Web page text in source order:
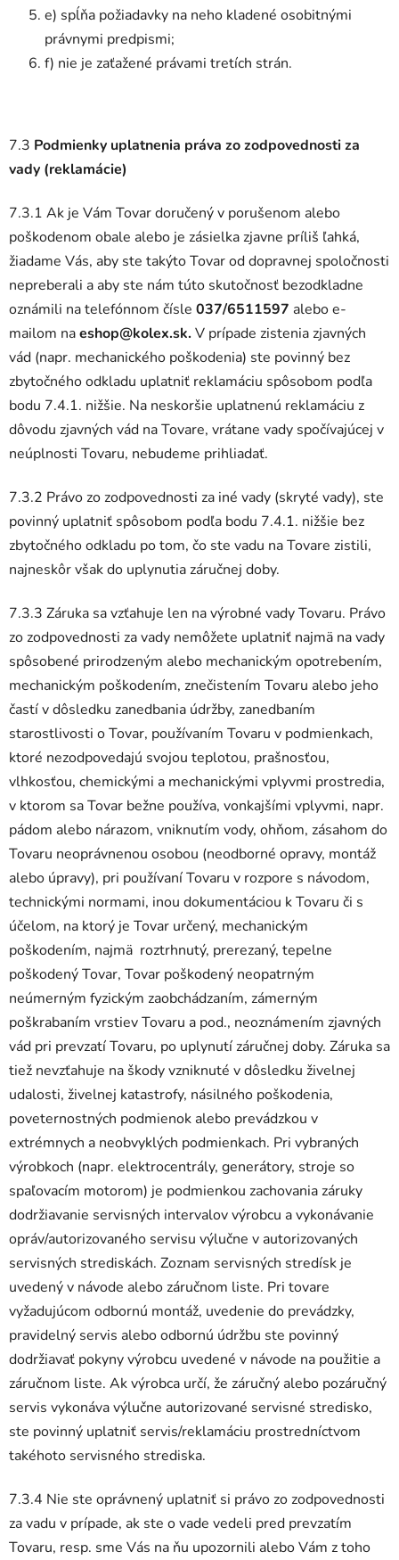
e) spĺňa požiadavky na neho kladené osobitnými
právnymi predpismi;
f) nie je zaťažené právami tretích strán.
7.3 Podmienky uplatnenia práva zo zodpovednosti za
vady (reklamácie)
7.3.1 Ak je Vám Tovar doručený v porušenom alebo
poškodenom obale alebo je zásielka zjavne príliš ľahká,
žiadame Vás, aby ste takýto Tovar od dopravnej spoločnosti
nepreberali a aby ste nám túto skutočnosť bezodkladne
oznámili na telefónnom čísle 037/6511597 alebo e-
mailom naeshop@kolex.sk. V prípade zistenia zjavných
vád (napr. mechanického poškodenia) ste povinný bez
zbytočného odkladu uplatniť reklamáciu spôsobom podľa
bodu 7.4.1. nižšie. Na neskoršie uplatnenú reklamáciu z
dôvodu zjavných vád na Tovare, vrátane vady spočívajúcej v
neúplnosti Tovaru, nebudeme prihliadať.
7.3.2 Právo zo zodpovednosti za iné vady (skryté vady), ste
povinný uplatniť spôsobom podľa bodu 7.4.1. nižšie bez
zbytočného odkladu po tom, čo ste vadu na Tovare zistili,
najneskôr však do uplynutia záručnej doby.
7.3.3 Záruka sa vzťahuje len na výrobné vady Tovaru. Právo
zo zodpovednosti za vady nemôžete uplatniť najmä na vady
spôsobené prirodzeným alebo mechanickým opotrebením,
mechanickým poškodením, znečistením Tovaru alebo jeho
častí v dôsledku zanedbania údržby, zanedbaním
starostlivosti o Tovar, používaním Tovaru v podmienkach,
ktoré nezodpovedajú svojou teplotou, prašnosťou,
vlhkosťou, chemickými a mechanickými vplyvmi prostredia,
v ktorom sa Tovar bežne používa, vonkajšími vplyvmi, napr.
pádom alebo nárazom, vniknutím vody, ohňom, zásahom do
Tovaru neoprávnenou osobou (neodborné opravy, montáž
alebo úpravy), pri používaní Tovaru v rozpore s návodom,
technickými normami, inou dokumentáciou k Tovaru či s
účelom, na ktorý je Tovar určený, mechanickým
poškodením, najmä roztrhnutý, prerezaný, tepelne
poškodený Tovar, Tovar poškodený neopatrným
neúmerným fyzickým zaobchádzaním, zámerným
poškrabaním vrstiev Tovaru a pod., neoznámením zjavných
vád pri prevzatí Tovaru, po uplynutí záručnej doby. Záruka sa
tiež nevzťahuje na škody vzniknuté v dôsledku živelnej
udalosti, živelnej katastrofy, násilného poškodenia,
poveternostných podmienok alebo prevádzkou v
extrémnych a neobvyklých podmienkach. Pri vybraných
výrobkoch (napr. elektrocentrály, generátory, stroje so
spaľovacím motorom) je podmienkou zachovania záruky
dodržiavanie servisných intervalov výrobcu a vykonávanie
opráv/autorizovaného servisu výlučne v autorizovaných
servisných strediskách. Zoznam servisných stredísk je
uvedený v návode alebo záručnom liste. Pri tovare
vyžadujúcom odbornú montáž, uvedenie do prevádzky,
pravidelný servis alebo odbornú údržbu ste povinný
dodržiavať pokyny výrobcu uvedené v návode na použitie a
záručnom liste. Ak výrobca určí, že záručný alebo pozáručný
servis vykonáva výlučne autorizované servisné stredisko,
ste povinný uplatniť servis/reklamáciu prostredníctvom
takéhoto servisného strediska.
7.3.4 Nie ste oprávnený uplatniť si právo zo zodpovednosti
za vadu v prípade, ak ste o vade vedeli pred prevzatím
Tovaru, resp. sme Vás na ňu upozornili alebo Vám z toho